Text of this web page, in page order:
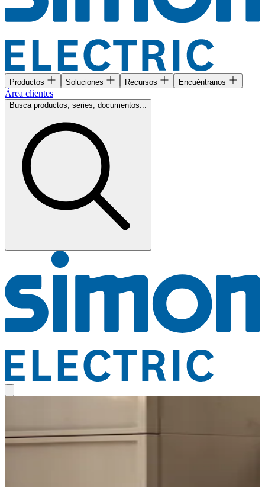
Productos Soluciones Recursos Encuéntranos
Área clientes
Busca productos, series, documentos...